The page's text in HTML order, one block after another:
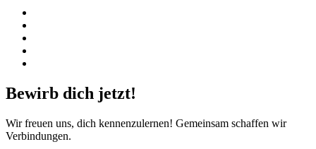
Bewirb dich jetzt!
Wir freuen uns, dich kennenzulernen! Gemeinsam schaffen wir
Verbindungen.